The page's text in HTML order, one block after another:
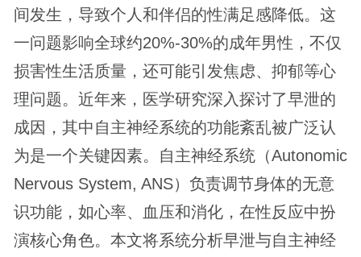
间发生，导致个人和伴侣的性满足感降低。这
一问题影响全球约20%-30%的成年男性，不仅
损害性生活质量，还可能引发焦虑、抑郁等心
理问题。近年来，医学研究深入探讨了早泄的
成因，其中自主神经系统的功能紊乱被广泛认
为是一个关键因素。自主神经系统（Autonomic
Nervous System, ANS）负责调节身体的无意
识功能，如心率、血压和消化，在性反应中扮
演核心角色。本文将系统分析早泄与自主神经